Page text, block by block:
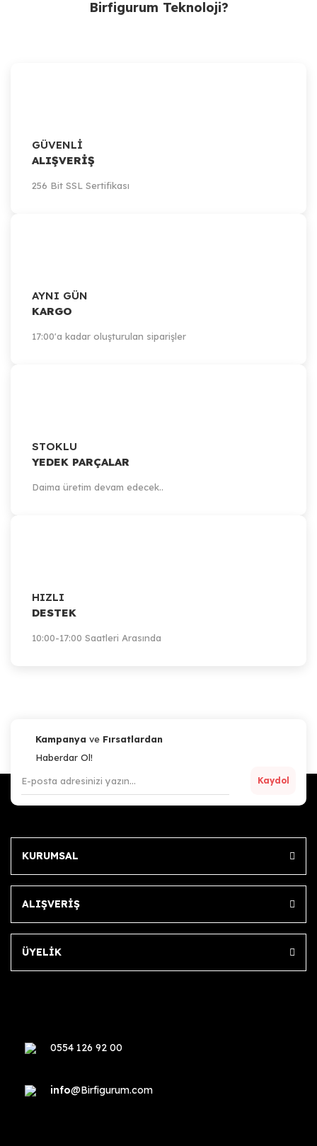
Birfigurum Teknoloji?
GÜVENLİ
ALIŞVERİŞ
256 Bit SSL Sertifikası
AYNI GÜN
KARGO
17:00'a kadar oluşturulan siparişler
STOKLU
YEDEK PARÇALAR
Daima üretim devam edecek..
HIZLI
DESTEK
10:00-17:00 Saatleri Arasında
Kampanya ve Fırsatlardan
Haberdar Ol!
Kaydol
KURUMSAL
ALIŞVERİŞ
ÜYELİK
0554 126 92 00
info@Birfigurum.com